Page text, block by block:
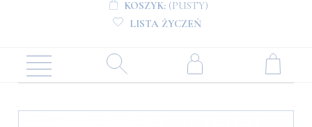
KOSZYK: (PUSTY)
LISTA ŻYCZEŃ